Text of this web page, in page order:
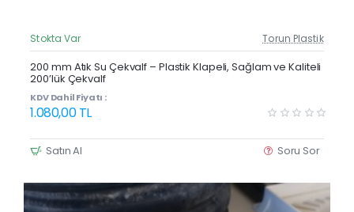
Güncel Fiyat
Stokta Var Torun Plastik
200 mm Atık Su Çekvalf – Plastik Klapeli, Sağlam ve Kaliteli
200’lük Çekvalf
KDV Dahil Fiyatı :
1.080,00 TL
Satın Al Soru Sor